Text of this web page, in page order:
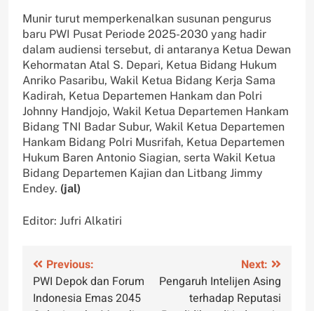
Munir turut memperkenalkan susunan pengurus
baru PWI Pusat Periode 2025-2030 yang hadir
dalam audiensi tersebut, di antaranya Ketua Dewan
Kehormatan Atal S. Depari, Ketua Bidang Hukum
Anriko Pasaribu, Wakil Ketua Bidang Kerja Sama
Kadirah, Ketua Departemen Hankam dan Polri
Johnny Handjojo, Wakil Ketua Departemen Hankam
Bidang TNI Badar Subur, Wakil Ketua Departemen
Hankam Bidang Polri Musrifah, Ketua Departemen
Hukum Baren Antonio Siagian, serta Wakil Ketua
Bidang Departemen Kajian dan Litbang Jimmy
Endey. (jal)
Editor: Jufri Alkatiri
Navigasi
pos
Previous:
PWI Depok dan Forum
Indonesia Emas 2045
Next:
Pengaruh Intelijen Asing
terhadap Reputasi